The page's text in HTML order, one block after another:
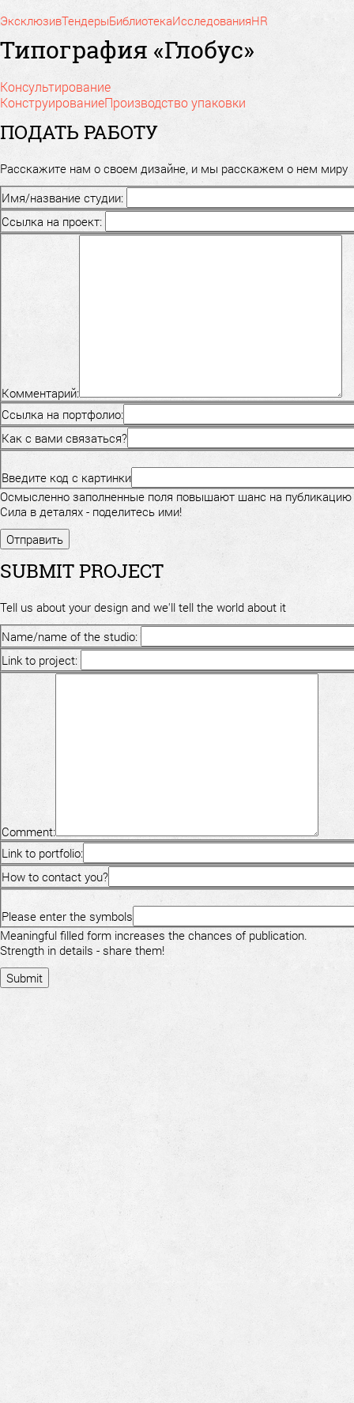
ЭксклюзивТендерыБиблиотекаИсследованияHR
Типография «Глобус»
Консультирование
КонструированиеПроизводство упаковки
ПОДАТЬ РАБОТУ
Расскажите нам о своем дизайне, и мы расскажем о нем миру
Имя/название студии:
Ссылка на проект:
Комментарий:
Ссылка на портфолио:
Как с вами связаться?
Введите код с картинки
Осмысленно заполненные поля повышают шанс на публикацию
Сила в деталях - поделитесь ими!
SUBMIT PROJECT
Tell us about your design and we'll tell the world about it
Name/name of the studio:
Link to project:
Comment:
Link to portfolio:
How to contact you?
Please enter the symbols
Meaningful filled form increases the chances of publication.
Strength in details - share them!